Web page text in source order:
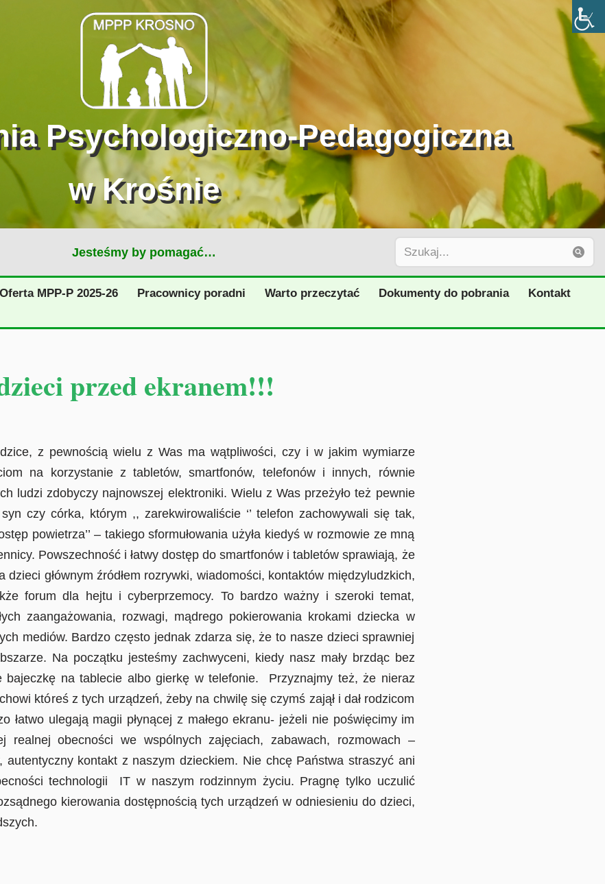
Psychologiczno-Pedagogiczna
w Krośnie
Jesteśmy by pomagać…
Oferta MPP-P 2025-26 Pracownicy poradni Warto przeczytać Dokumenty do pobrania
Kontakt
przed ekranem!!!
wielu z Was ma wątpliwości, czy i w jakim wymiarze
na korzystanie z tabletów, smartfonów, telefonów i innych, równie
ludzi zdobyczy najnowszej elektroniki. Wielu z Was przeżyło też pewnie
czy córka, którym ,, zarekwirowaliście ‘’ telefon zachowywali się tak,
powietrza’’ – takiego sformułowania użyła kiedyś w rozmowie ze mną
Powszechność i łatwy dostęp do smartfonów i tabletów sprawiają, że
dzieci głównym źródłem rozrywki, wiadomości, kontaktów międzyludzkich,
forum dla hejtu i cyberprzemocy. To bardzo ważny i szeroki temat,
zaangażowania, rozwagi, mądrego pokierowania krokami dziecka w
mediów. Bardzo często jednak zdarza się, że to nasze dzieci sprawniej
Na początku jesteśmy zachwyceni, kiedy nasz mały brzdąc bez
bajeczkę na tablecie albo gierkę w telefonie. Przyznajmy też, że nieraz
któreś z tych urządzeń, żeby na chwilę się czymś zajął i dał rodzicom
łatwo ulegają magii płynącej z małego ekranu- jeżeli nie poświęcimy im
realnej obecności we wspólnych zajęciach, zabawach, rozmowach –
autentyczny kontakt z naszym dzieckiem. Nie chcę Państwa straszyć ani
technologii IT w naszym rodzinnym życiu. Pragnę tylko uczulić
kierowania dostępnością tych urządzeń w odniesieniu do dzieci,